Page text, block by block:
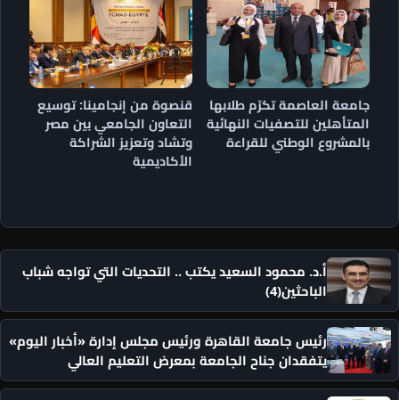
جامعة العاصمة تكرّم طلابها
المتأهلين للتصفيات النهائية
بالمشروع الوطني للقراءة
قنصوة من إنجامينا: توسيع
التعاون الجامعي بين مصر
وتشاد وتعزيز الشراكة
الأكاديمية
أ.د. محمود السعيد يكتب .. التحديات التي تواجه شباب
الباحثين(4)
رئيس جامعة القاهرة ورئيس مجلس إدارة «أخبار اليوم»
يتفقدان جناح الجامعة بمعرض التعليم العالي